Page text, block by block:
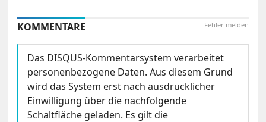
Fehler melden
KOMMENTARE
Das DISQUS-Kommentarsystem verarbeitet
personenbezogene Daten. Aus diesem Grund
wird das System erst nach ausdrücklicher
Einwilligung über die nachfolgende
Schaltfläche geladen. Es gilt die